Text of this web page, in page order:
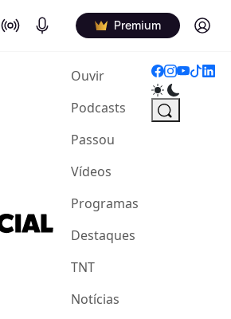
On Air Podcasts Premium Log in
Ouvir(current)
Podcasts
Passou
Vídeos
Programas
Destaques
TNT
Notícias